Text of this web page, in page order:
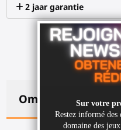
2 jaar garantie
Omschrijving